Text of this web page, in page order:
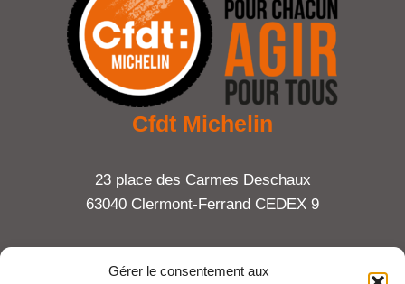
Gérer le consentement aux
Cfdt Michelin
23 place des Carmes Deschaux
63040 Clermont-Ferrand CEDEX 9
Tel : 06 65 27 23 81